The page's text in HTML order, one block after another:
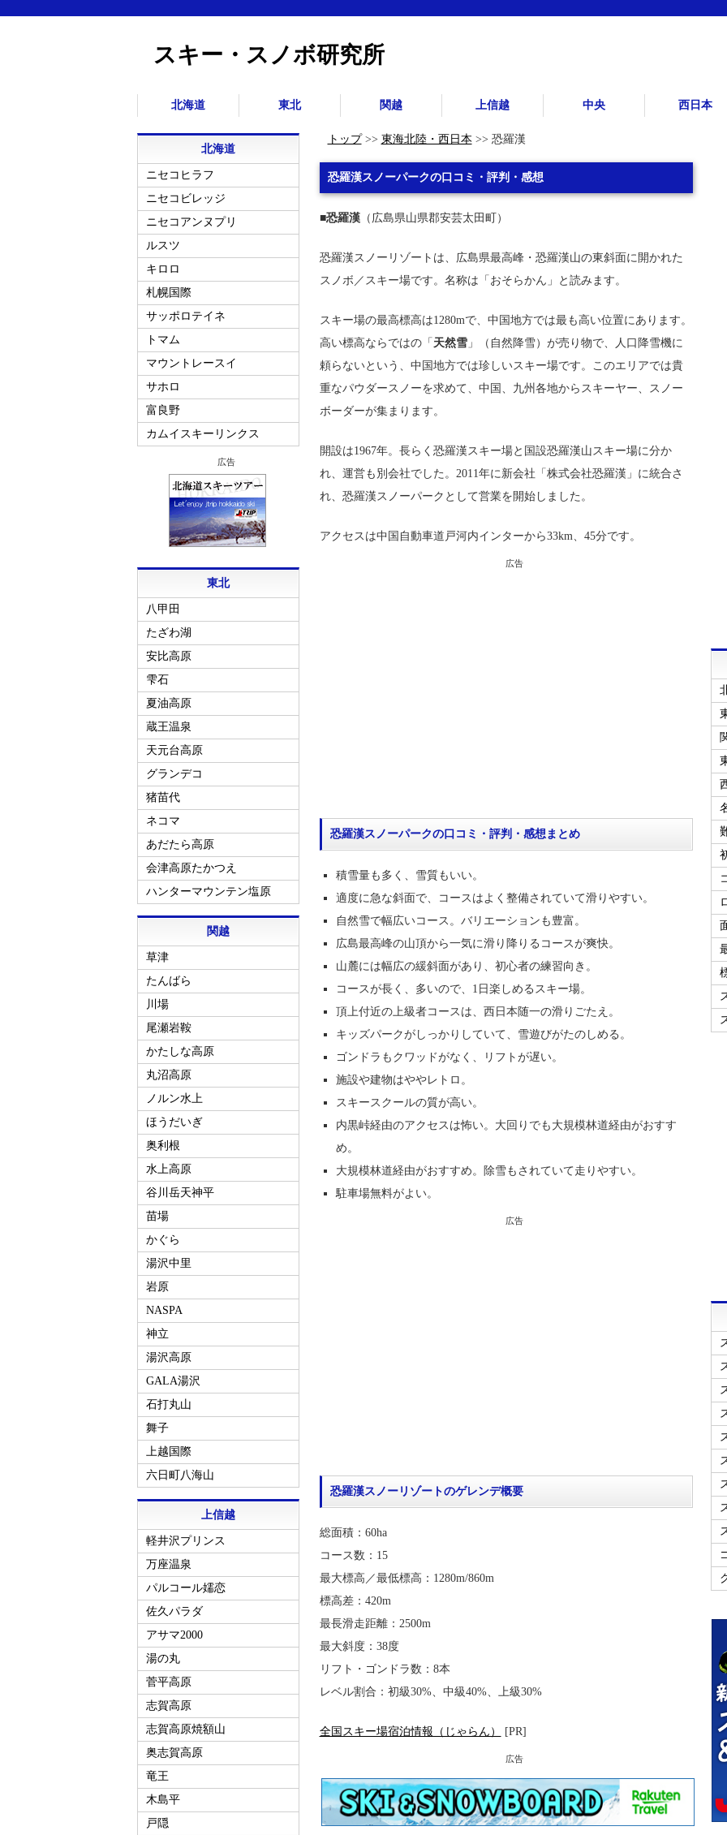
スキー・スノボ研究所
北海道 東北 関越 上信越 中央 西日本
トップ>> 東海北陸・西日本 >> 恐羅漢
恐羅漢スノーパークの口コミ・評判・感想
■恐羅漢（広島県山県郡安芸太田町）
恐羅漢スノーリゾートは、広島県最高峰・恐羅漢山の東斜面に開かれた
スノボ／スキー場です。名称は「おそらかん」と読みます。
スキー場の最高標高は1280mで、中国地方では最も高い位置にあります。
高い標高ならではの「 天然雪」（自然降雪）が売り物で、人口降雪機に
頼らないという、中国地方では珍しいスキー場です。このエリアでは貴
重なパウダースノーを求めて、中国、九州各地からスキーヤー、スノー
ボーダーが集まります。
開設は1967年。長らく恐羅漢スキー場と国設恐羅漢山スキー場に分か
れ、運営も別会社でした。2011年に新会社「株式会社恐羅漢」に統合さ
れ、恐羅漢スノーパークとして営業を開始しました。
アクセスは中国自動車道戸河内インターから33km、45分です。
広告
恐羅漢スノーパークの口コミ・評判・感想まとめ
積雪量も多く、雪質もいい。
適度に急な斜面で、コースはよく整備されていて滑りやすい。
自然雪で幅広いコース。バリエーションも豊富。
広島最高峰の山頂から一気に滑り降りるコースが爽快。
山麓には幅広の緩斜面があり、初心者の練習向き。
コースが長く、多いので、1日楽しめるスキー場。
頂上付近の上級者コースは、西日本随一の滑りごたえ。
キッズパークがしっかりしていて、雪遊びがたのしめる。
ゴンドラもクワッドがなく、リフトが遅い。
施設や建物はややレトロ。
スキースクールの質が高い。
内黒峠経由のアクセスは怖い。大回りでも大規模林道経由がおすす
め。
大規模林道経由がおすすめ。除雪もされていて走りやすい。
駐車場無料がよい。
広告
恐羅漢スノーリゾートのゲレンデ概要
総面積：60ha
コース数：15
最大標高／最低標高：1280m/860m
標高差：420m
最長滑走距離：2500m
最大斜度：38度
リフト・ゴンドラ数：8本
レベル割合：初級30%、中級40%、上級30%
全国スキー場宿泊情報（じゃらん） [PR]
広告
北海道
ニセコヒラフ
ニセコビレッジ
ニセコアンヌプリ
ルスツ
キロロ
札幌国際
サッポロテイネ
トマム
マウントレースイ
サホロ
富良野
カムイスキーリンクス
広告
東北
八甲田
たざわ湖
安比高原
雫石
夏油高原
蔵王温泉
天元台高原
グランデコ
猪苗代
ネコマ
あだたら高原
会津高原たかつえ
ハンターマウンテン塩原
関越
草津
たんばら
川場
尾瀬岩鞍
かたしな高原
丸沼高原
ノルン水上
ほうだいぎ
奥利根
水上高原
谷川岳天神平
苗場
かぐら
湯沢中里
岩原
NASPA
神立
湯沢高原
GALA湯沢
石打丸山
舞子
上越国際
六日町八海山
上信越
軽井沢プリンス
万座温泉
パルコール嬬恋
佐久パラダ
アサマ2000
湯の丸
菅平高原
志賀高原
志賀高原焼額山
奥志賀高原
竜王
木島平
戸隠